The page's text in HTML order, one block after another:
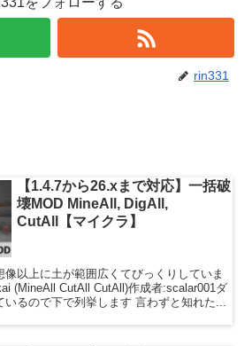
rin331
【1.4.7から26.xまで対応】一括破
壊MOD MineAll, DigAll,
CutAll【マイクラ】
以上に土が範囲広くてびっくりしていま
(MineAll CutAll CutAll)作成者:scalar001ダ
るので下で列挙します 言わずと知れた...